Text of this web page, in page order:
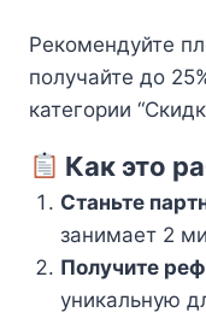
Рекомендуйте
получайте до
категории
Как это
Станьте
занимает 2
Получите
уникальную